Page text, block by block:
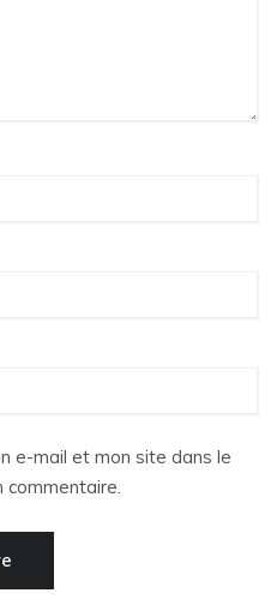
e-mail et mon site dans le